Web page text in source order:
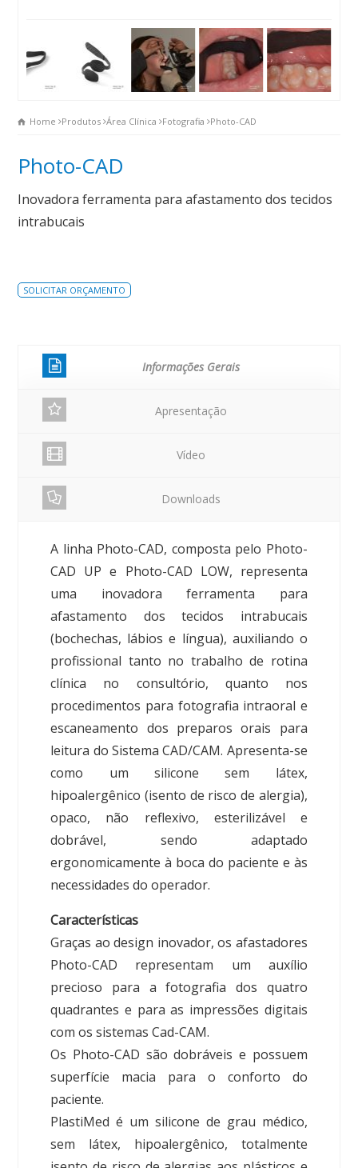
Home Produtos Área Clínica Fotografia Photo-CAD
Photo-CAD
Inovadora ferramenta para afastamento dos tecidos
intrabucais
SOLICITAR ORÇAMENTO
Informações Gerais
Apresentação
Vídeo
Downloads
A linha Photo-CAD, composta pelo Photo-
CAD UP e Photo-CAD LOW, representa
uma inovadora ferramenta para
afastamento dos tecidos intrabucais
(bochechas, lábios e língua), auxiliando o
profissional tanto no trabalho de rotina
clínica no consultório, quanto nos
procedimentos para fotografia intraoral e
escaneamento dos preparos orais para
leitura do Sistema CAD/CAM. Apresenta-se
como um silicone sem látex,
hipoalergênico (isento de risco de alergia),
opaco, não reflexivo, esterilizável e
dobrável, sendo adaptado
ergonomicamente à boca do paciente e às
necessidades do operador.
Características
Graças ao design inovador, os afastadores
Photo-CAD representam um auxílio
precioso para a fotografia dos quatro
quadrantes e para as impressões digitais
com os sistemas Cad-CAM.
Os Photo-CAD são dobráveis e possuem
superfície macia para o conforto do
paciente.
PlastiMed é um silicone de grau médico,
sem látex, hipoalergênico, totalmente